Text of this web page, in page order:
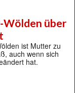
Wölden über
ist Mutter zu
auch wenn sich
hat.